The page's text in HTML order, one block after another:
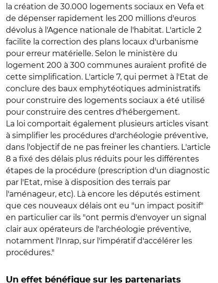
la création de 30.000 logements sociaux en Vefa et
de dépenser rapidement les 200 millions d'euros
dévolus à l'Agence nationale de l'habitat. L'article 2
facilite la correction des plans locaux d'urbanisme
pour erreur matérielle. Selon le ministère du
logement 200 à 300 communes auraient profité de
cette simplification. L'article 7, qui permet à l'Etat de
conclure des baux emphytéotiques administratifs
pour construire des logements sociaux a été utilisé
pour construire des centres d'hébergement.
La loi comportait également plusieurs articles visant
à simplifier les procédures d'archéologie préventive,
dans l'objectif de ne pas freiner les chantiers. L'article
8 a fixé des délais plus réduits pour les différentes
étapes de la procédure (prescription d'un diagnostic
par l'Etat, mise à disposition des terrais par
l'aménageur, etc). Là encore les députés estiment
que ces nouveaux délais ont eu "un impact positif"
en particulier car ils "ont permis d'envoyer un signal
clair aux opérateurs de l'archéologie préventive,
notamment l'Inrap, sur l'impératif d'accélérer les
procédures."
Un effet bénéfique sur les partenariats